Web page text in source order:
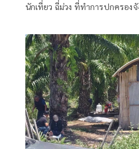
นักเที่ยว ฉี่ม่วง ที่ทำการปกครองจังหวัดกาญจนบุรี และอําเภอ
ยาเสพติด